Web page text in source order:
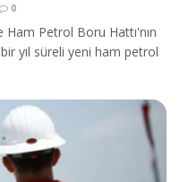
0
Ham Petrol Boru Hattı'nın
yıl süreli yeni ham petrol